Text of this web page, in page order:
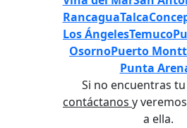
RancaguaTalca
Los ÁngelesTemuco
OsornoPuerto Montt
Punta
Si no encuentras
contáctanos y
a ella.